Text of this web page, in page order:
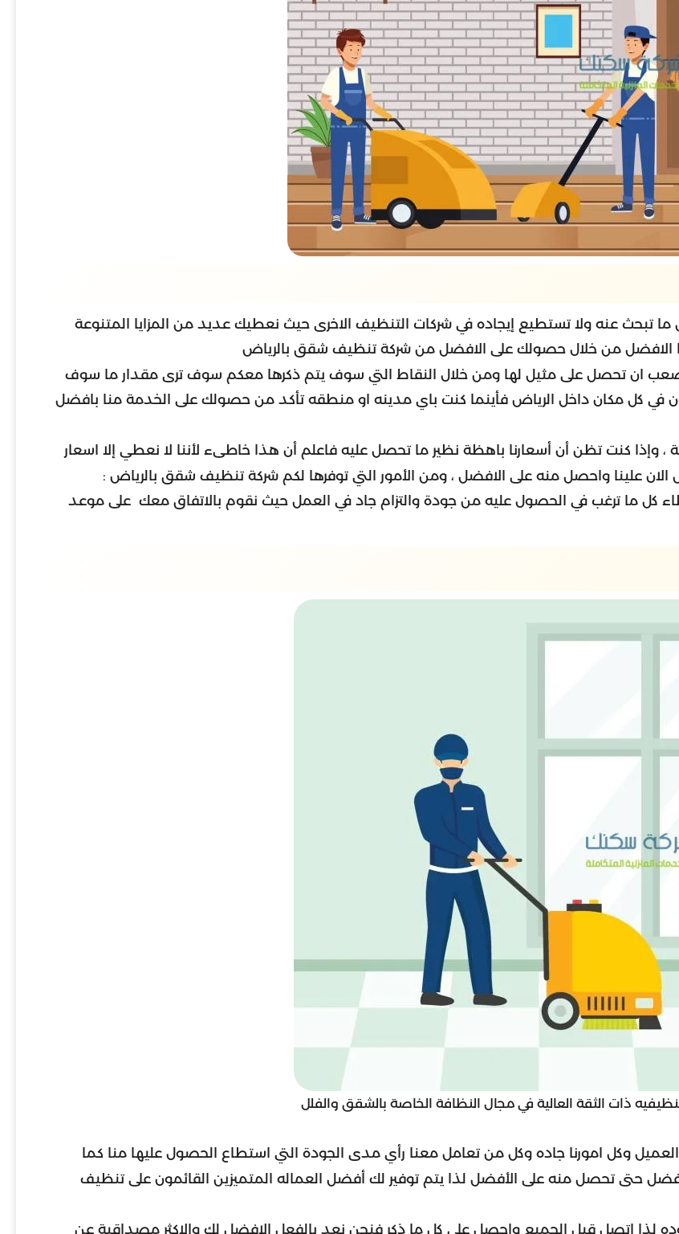
تبحث عنه ولا تستطيع إيجاده في شركات التنظيف الاخرى حيث نعطيك عديد من المزايا المتنوعة
الافضل من خلال حصولك على الافضل من شركة تنظيف شقق بالرياض
صعب ان تحصل على مثيل لها ومن خلال النقاط التي سوف يتم ذكرها معكم سوف ترى مقدار ما سوف
في كل مكان داخل الرياض فأينما كنت باي مدينه او منطقه تأكد من حصولك على الخدمة منا بافضل
وإذا كنت تظن أن أسعارنا باهظة نظير ما تحصل عليه فاعلم أن هذا خاطىء لأننا لا نعطي إلا اسعار
علينا واحصل منه على الافضل ، ومن الأمور التي توفرها لكم شركة تنظيف شقق بالرياض :
كل ما ترغب في الحصول عليه من جودة والتزام جاد في العمل حيث نقوم بالاتفاق معك على موعد
ذات الثقة العالية في مجال النظافة الخاصة بالشقق والفلل
وكل امورنا جاده وكل من تعامل معنا رأي مدى الجودة التي استطاع الحصول عليها منا كما
حتى تحصل منه على الأفضل لذا يتم توفير لك أفضل العماله المتميزين القائمون على تنظيف
لذا اتصل قبل الجميع واحصل على كل ما ذكر فنحن نعد بالفعل الافضل لك والاكثر مصداقية عن